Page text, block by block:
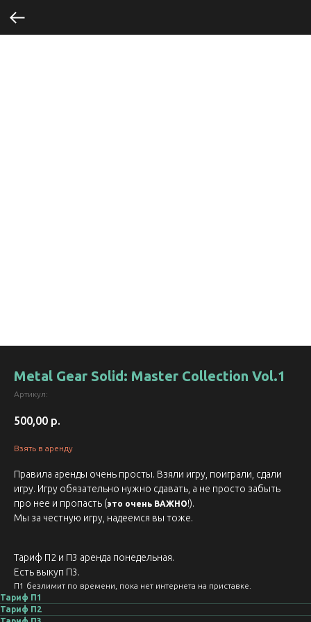
Metal Gear Solid: Master Collection Vol.1
Артикул:
500,00 р.
Взять в аренду
Правила аренды очень просты. Взяли игру, поиграли, сдали
игру. Игру обязательно нужно сдавать, а не просто забыть
про нее и пропасть (это очень ВАЖНО!).
Мы за честную игру, надеемся вы тоже.
Тариф П2 и П3 аренда понедельная.
Есть выкуп П3.
П1 безлимит по времени, пока нет интернета на приставке.
Тариф П1
Тариф П2